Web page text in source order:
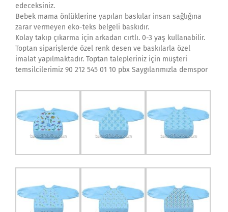
edeceksiniz.
Bebek mama önlüklerine yapılan baskılar insan sağlığına
zarar vermeyen eko-teks belgeli baskıdır.
Kolay takıp çıkarma için arkadan cırtlı. 0-3 yaş kullanabilir.
Toptan siparişlerde özel renk desen ve baskılarla özel
imalat yapılmaktadır. Toptan talepleriniz için müşteri
temsilcilerimiz 90 212 545 01 10 pbx Saygılarımızla demspor